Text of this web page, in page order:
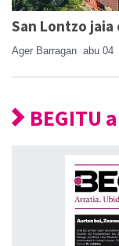
San Lontzo
Ager Barragan abu 04
BEGITU